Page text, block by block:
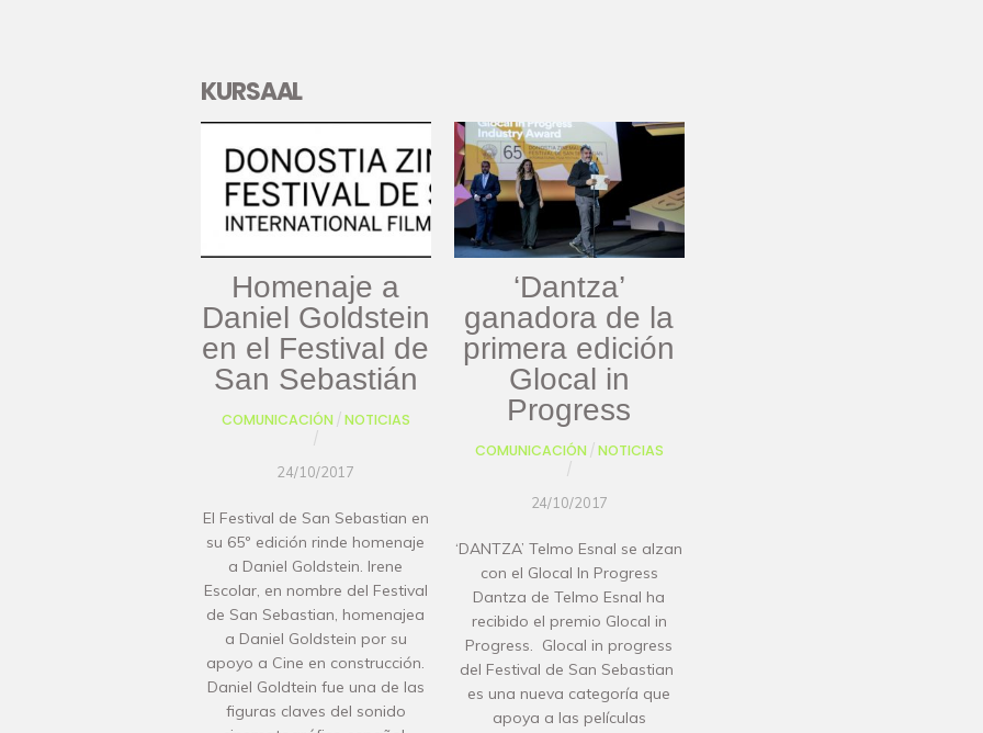
KURSAAL
Homenaje a
Daniel Goldstein
en el Festival de
San Sebastián
COMUNICACIÓN /NOTICIAS
/
24/10/2017
El Festival de San Sebastian en
su 65º edición rinde homenaje
a Daniel Goldstein. Irene
Escolar, en nombre del Festival
de San Sebastian, homenajea
a Daniel Goldstein por su
apoyo a Cine en construcción.
Daniel Goldtein fue una de las
figuras claves del sonido
‘Dantza’
ganadora de la
primera edición
Glocal in
Progress
COMUNICACIÓN /NOTICIAS
/
24/10/2017
‘DANTZA’ Telmo Esnal se alzan
con el Glocal In Progress
Dantza de Telmo Esnal ha
recibido el premio Glocal in
Progress. Glocal in progress
del Festival de San Sebastian
es una nueva categoría que
apoya a las películas